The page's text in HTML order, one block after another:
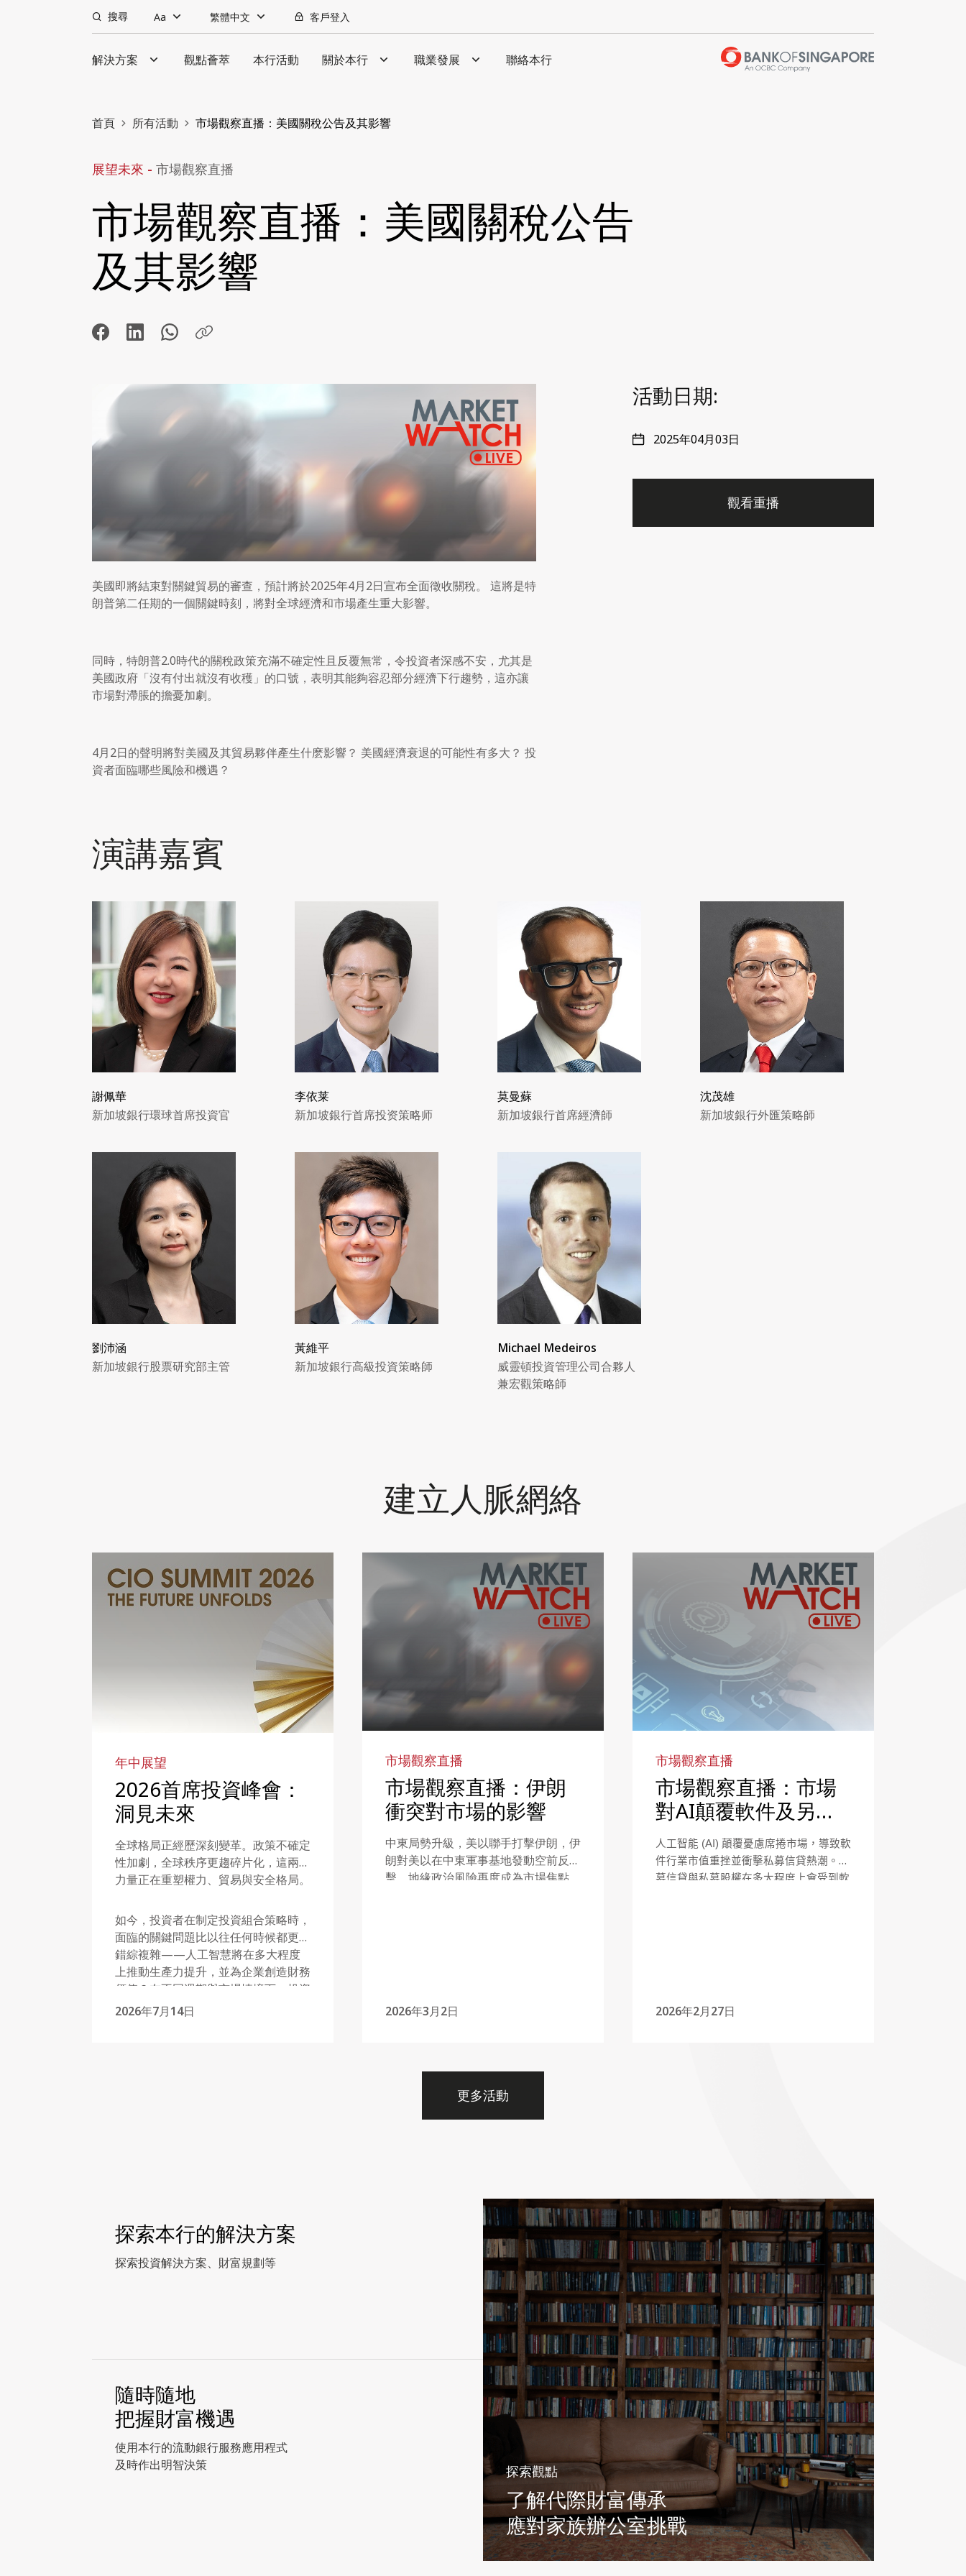
搜尋 Aa 繁體中文 客戶登入
解決方案 觀點薈萃 本行活動 關於本行 職業發展 聯絡本行
首頁 所有活動 市場觀察直播：美國關稅公告及其影響
展望未來 - 市場觀察直播
市場觀察直播：美國關稅公告
及其影響
美國即將結束對關鍵貿易的審查，預計將於2025年4月2日宣布全面徵收關稅。 這將是特
朗普第二任期的一個關鍵時刻，將對全球經濟和市場產生重大影響。
同時，特朗普2.0時代的關稅政策充滿不確定性且反覆無常，令投資者深感不安，尤其是
美國政府「沒有付出就沒有收穫」的口號，表明其能夠容忍部分經濟下行趨勢，這亦讓
市場對滯脹的擔憂加劇。
4月2日的聲明將對美國及其貿易夥伴產生什麽影響？ 美國經濟衰退的可能性有多大？ 投
資者面臨哪些風險和機遇？
活動日期:
2025年04月03日
觀看重播
演講嘉賓
謝佩華
新加坡銀行環球首席投資官
李依莱
新加坡銀行首席投资策略师
莫曼蘇
新加坡銀行首席經濟師
沈茂雄
新加坡銀行外匯策略師
劉沛涵
新加坡銀行股票研究部主管
黃維平
新加坡銀行高級投資策略師
Michael Medeiros
威靈頓投資管理公司合夥人
兼宏觀策略師
建立人脈網絡
年中展望
2026首席投資峰會：
洞見未來
全球格局正經歷深刻變革。政策不確定
性加劇，全球秩序更趨碎片化，這兩股
力量正在重塑權力、貿易與安全格局。
如今，投資者在制定投資組合策略時，
面臨的關鍵問題比以往任何時候都更為
錯綜複雜——人工智慧將在多大程度
上推動生產力提升，並為企業創造財務
價值？在不同週期與市場情境下，投資
者該如何評估地緣政治風險溢價的水
2026年7月14日
市場觀察直播
市場觀察直播：伊朗
衝突對市場的影響
中東局勢升級，美以聯手打擊伊朗，伊
朗對美以在中東軍事基地發動空前反
擊，地緣政治風險再度成為市場焦點。
2026年3月2日
市場觀察直播
市場觀察直播：市場
對AI顛覆軟件及另類
投資領域的憂慮是否
過度？
人工智能 (AI) 顛覆憂慮席捲市場，導致軟
件行業市值重挫並衝擊私募信貸熱潮。私
募信貸與私募股權在多大程度上會受到軟
2026年2月27日
更多活動
探索本行的解決方案
探索投資解決方案、財富規劃等
隨時隨地
把握財富機遇
使用本行的流動銀行服務應用程式
及時作出明智決策
探索觀點
了解代際財富傳承
應對家族辦公室挑戰